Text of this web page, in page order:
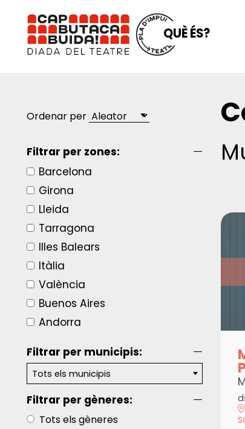
QUÈ ÉS?
Ordenar per
Filtrar per zones:
Barcelona
Girona
Lleida
Tarragona
Illes Balears
Itàlia
València
Buenos Aires
Andorra
Filtrar per municipis:
Tots els municipis
Filtrar per gèneres:
Tots els gèneres